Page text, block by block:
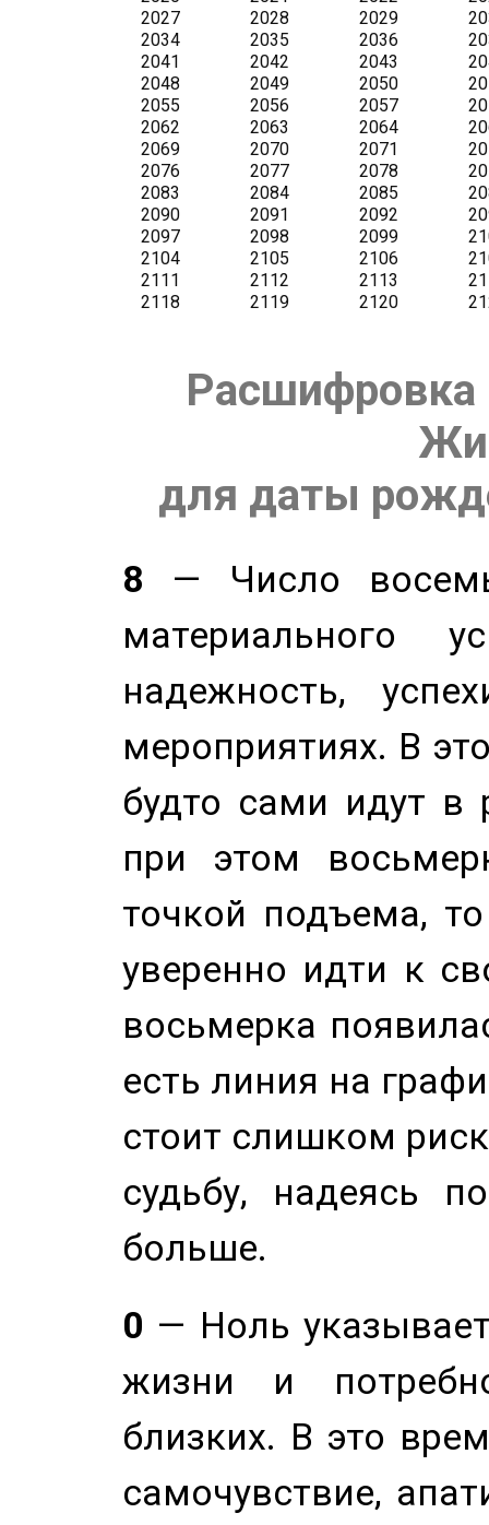
Расшифровка
для даты
8 — Число
материального
надежность,
мероприятиях. В
будто сами идут в
при этом
точкой подъема,
уверенно идти к
восьмерка
есть линия на
стоит слишком
судьбу, надеясь
больше.
0 — Ноль
жизни и
близких. В это
самочувствие,